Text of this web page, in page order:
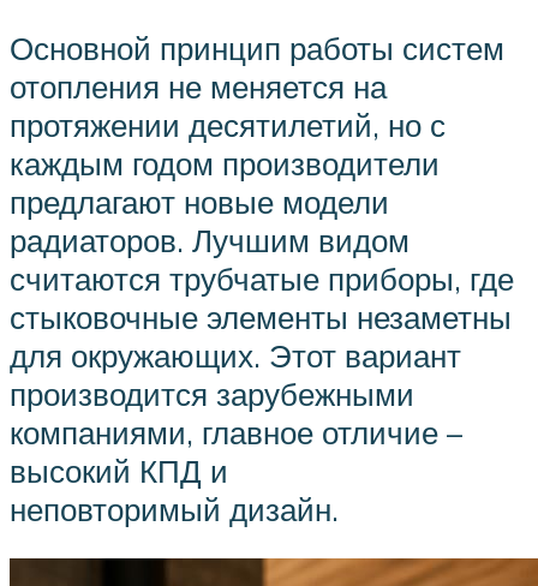
Основной принцип работы систем
отопления не меняется на
протяжении десятилетий, но с
каждым годом производители
предлагают новые модели
радиаторов. Лучшим видом
считаются трубчатые приборы, где
стыковочные элементы незаметны
для окружающих. Этот вариант
производится зарубежными
компаниями, главное отличие –
высокий КПД и
неповторимый дизайн.